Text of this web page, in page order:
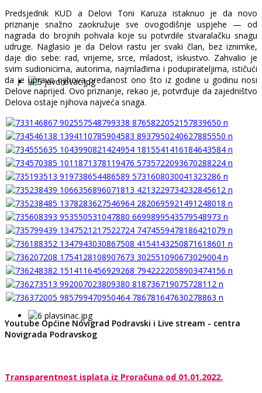
Predsjednik KUD a Delovi Toni Karuza istaknuo je da novo
priznanje snažno zaokružuje sve ovogodišnje uspjehe — od
nagrada do brojnih pohvala koje su potvrdile stvaralačku snagu
udruge. Naglasio je da Delovi rastu jer svaki član, bez iznimke,
daje dio sebe: rad, vrijeme, srce, mladost, iskustvo. Zahvalio je
svim sudionicima, autorima, najmlađima i podupirateljima, ističući
da je upravo njihova predanost ono što iz godine u godinu nosi
Delove naprijed. Ovo priznanje, rekao je, potvrđuje da zajedništvo
Delova ostaje njihova najveća snaga.
Youtube Općine Novigrad Podravski i Live stream - centra
Novigrada Podravskog
Transparentnost isplata iz Proračuna od 01.01.2022.